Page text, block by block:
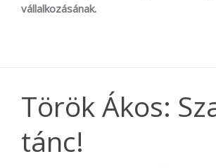
vállalkozásának.
Török Ákos:
tánc!